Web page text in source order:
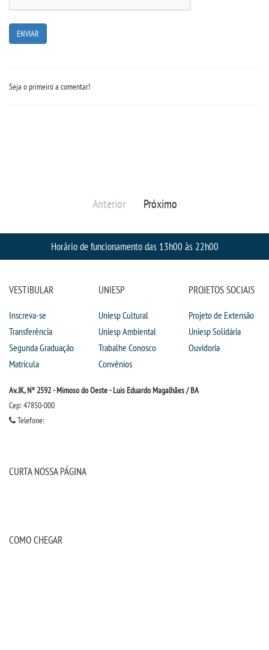
UNIESP
Seja o primeiro a comentar!
Anterior Próximo
Horário de funcionamento das 13h00 às 22h00
VESTIBULAR
Inscreva-se
Transferência
Segunda Graduação
Matrícula
UNIESP
Uniesp Cultural
Uniesp Ambiental
Trabalhe Conosco
Convênios
PROJETOS SOCIAIS
Projeto de Extensão
Uniesp Solidária
Ouvidoria
Av. JK, Nº 2592 - Mimoso do Oeste - Luis Eduardo Magalhães / BA
Cep: 47850-000
Telefone:
CURTA NOSSA PÁGINA
COMO CHEGAR